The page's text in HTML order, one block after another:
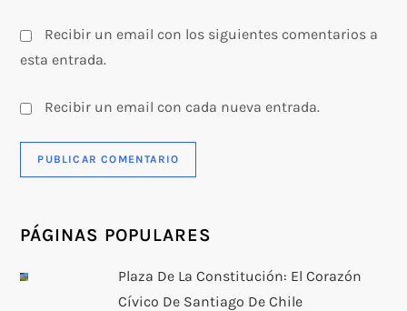
Recibir un email con los siguientes comentarios a
esta entrada.
Recibir un email con cada nueva entrada.
PÁGINAS POPULARES
Plaza De La Constitución: El Corazón
Cívico De Santiago De Chile